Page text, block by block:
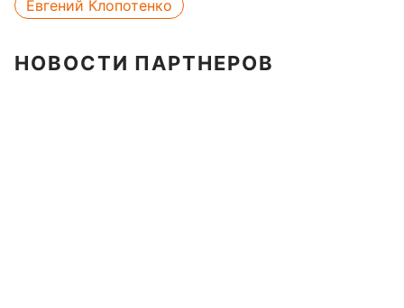
Евгений Клопотенко
НОВОСТИ ПАРТНЕРОВ